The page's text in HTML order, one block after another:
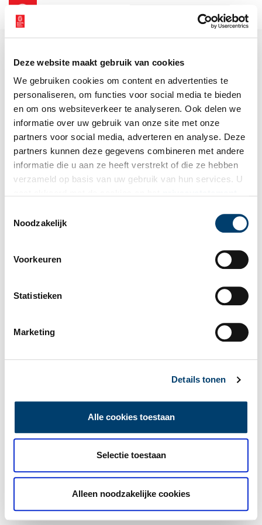
Deze website maakt gebruik van cookies
We gebruiken cookies om content en advertenties te
personaliseren, om functies voor social media te bieden
en om ons websiteverkeer te analyseren. Ook delen we
informatie over uw gebruik van onze site met onze
partners voor social media, adverteren en analyse. Deze
partners kunnen deze gegevens combineren met andere
informatie die u aan ze heeft verstrekt of die ze hebben
verzameld op basis van uw gebruik van hun services. U
Noodzakelijk
Voorkeuren
Statistieken
Marketing
Details tonen
Alle cookies toestaan
Selectie toestaan
Alleen noodzakelijke cookies